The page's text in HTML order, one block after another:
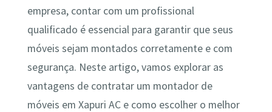
empresa, contar com um profissional
qualificado é essencial para garantir que seus
móveis sejam montados corretamente e com
segurança. Neste artigo, vamos explorar as
vantagens de contratar um montador de
móveis em Xapuri AC e como escolher o melhor